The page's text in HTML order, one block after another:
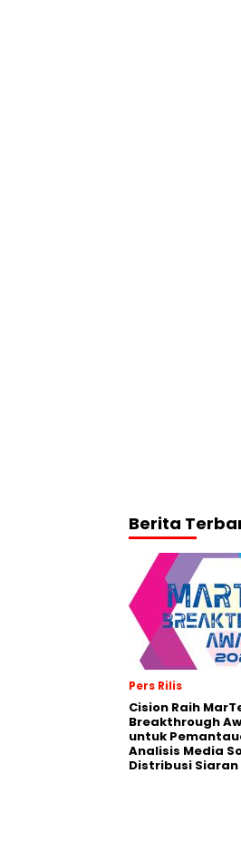
Berita
Pers Rilis
Cision Raih
Breakthrough
untuk
Analisis Media
Distribusi Siaran